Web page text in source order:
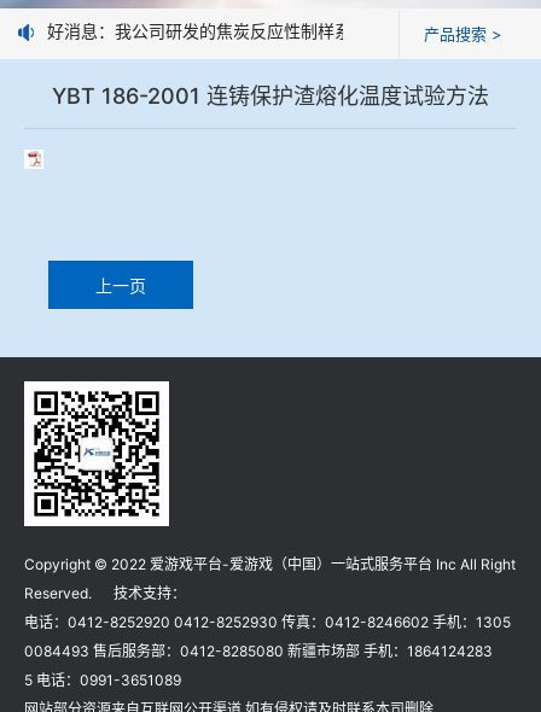
烧结/球团优化配矿研究设备
高炉配吹煤检测设备
冶金石灰活性度测定仪
工业分析、测硫仪等
技术交流
视频观赏
标准下载
爱游戏平台-爱游戏（中国）一站式服务平台
好消息：我公司研发的焦炭反应性制样系统，全部制样过程机械
产品搜索 >
YBT 186-2001 连铸保护渣熔化温度试验方法
上一页
Copyright © 2022 爱游戏平台-爱游戏（中国）一站式服务平台 Inc All Right
Reserved. 技术支持：
电话：0412-8252920 0412-8252930 传真：0412-8246602 手机：1305
0084493 售后服务部：0412-8285080 新疆市场部 手机：1864124283
5 电话：0991-3651089